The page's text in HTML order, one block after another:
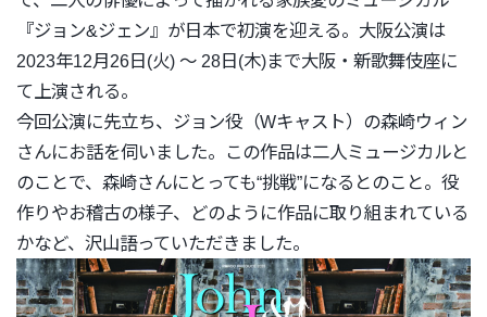
『ジョン&ジェン』 が日本で初演を迎える。大阪公演は
2023年12月26日(火) ～ 28日(木)まで大阪・新歌舞伎座に
て上演される。
今回公演に先立ち、ジョン役（Wキャスト） の森崎ウィン
さんにお話を伺いました。
この作品は二人ミュージカルと
のことで、森崎さんにとっても“挑戦”になるとのこと。役
作りやお稽古の様子、
どのように作品に取り組まれている
かなど、 沢山語っていただきました。